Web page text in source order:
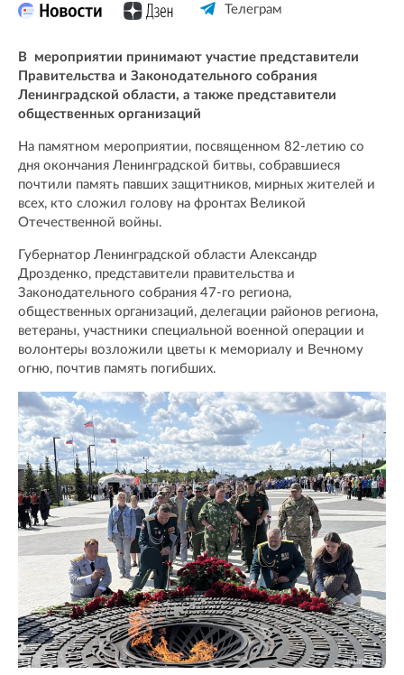
Телеграм
В мероприятии принимают участие представители
Правительства и Законодательного собрания
Ленинградской области, а также представители
общественных организаций
На памятном мероприятии, посвященном 82-летию со
дня окончания Ленинградской битвы, собравшиеся
почтили память павших защитников, мирных жителей и
всех, кто сложил голову на фронтах Великой
Отечественной войны.
Губернатор Ленинградской области Александр
Дрозденко, представители правительства и
Законодательного собрания 47-го региона,
общественных организаций, делегации районов региона,
ветераны, участники специальной военной операции и
волонтеры возложили цветы к мемориалу и Вечному
огню, почтив память погибших.